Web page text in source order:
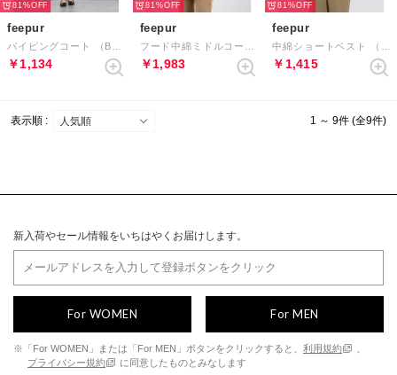
81%
feepur
￥1,134
81%
feepur
￥1,983
81%
feepur
￥1,415
表示順 : 1 ～ 9件 (全9件)
新入荷やセール情報をいちはやくお届けします。
For WOMEN For MEN
※「For WOMEN」または「For MEN」ボタンをクリックすると、 利用規約
プライバシー規約
に同意したものとみなします